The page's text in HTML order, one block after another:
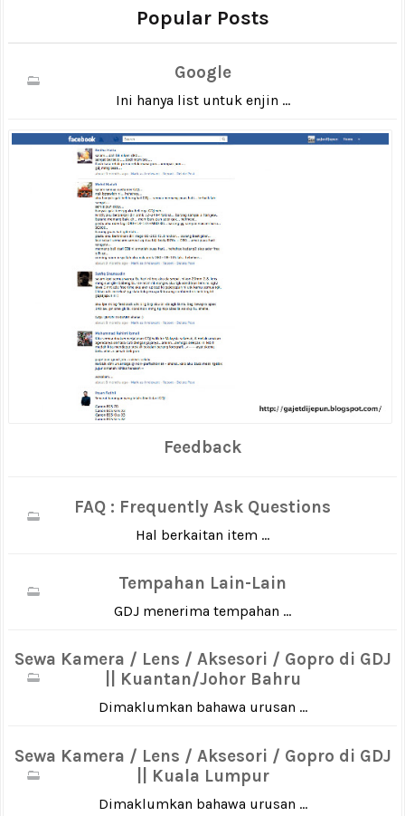
Popular Posts
Google
Ini hanya list untuk enjin ...
Feedback
FAQ : Frequently Ask Questions
Hal berkaitan item ...
Tempahan Lain-Lain
GDJ menerima tempahan ...
Sewa Kamera / Lens / Aksesori / Gopro di GDJ
|| Kuantan/Johor Bahru
Dimaklumkan bahawa urusan ...
Sewa Kamera / Lens / Aksesori / Gopro di GDJ
|| Kuala Lumpur
Dimaklumkan bahawa urusan ...